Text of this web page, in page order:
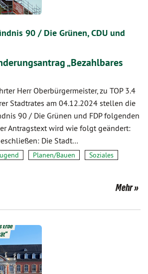
90 / Die Grünen, CDU und
„Bezahlbares
Herr Oberbürgermeister, zu TOP 3.4
Stadtrates am 04.12.2024 stellen die
90 / Die Grünen und FDP folgenden
Antragstext wird wie folgt geändert:
Die Stadt…
Planen/Bauen
Soziales
Mehr